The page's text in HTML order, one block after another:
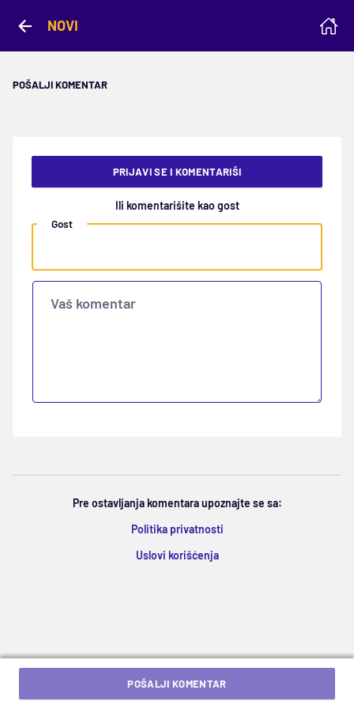
NOVI
POŠALJI KOMENTAR
PRIJAVI SE I KOMENTARIŠI
Ili komentarišite kao gost
Gost
Vaš komentar
Pre ostavljanja komentara upoznajte se sa:
Politika privatnosti
Uslovi korišćenja
POŠALJI KOMENTAR